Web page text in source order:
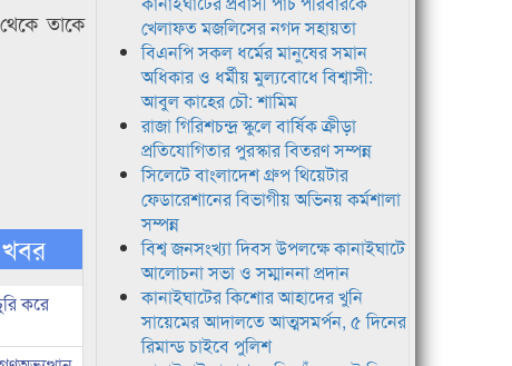
তাকে
করে
খেলাফত মজলিসের নগদ সহায়তা
বিএনপি সকল ধর্মের মানুষের সমান
অধিকার ও ধর্মীয় মুল্যবোধে বিশ্বাসী:
আবুল কাহের চৌ: শামিম
রাজা গিরিশচন্দ্র স্কুলে বার্ষিক ক্রীড়া
প্রতিযোগিতার পুরস্কার বিতরণ সম্পন্ন
সিলেটে বাংলাদেশ গ্রুপ থিয়েটার
ফেডারেশানের বিভাগীয় অভিনয় কর্মশালা
সম্পন্ন
বিশ্ব জনসংখ্যা দিবস উপলক্ষে কানাইঘাটে
আলোচনা সভা ও সম্মাননা প্রদান
কানাইঘাটের কিশোর আহাদের খুনি
সায়েমের আদালতে আত্মসমর্পন, ৫ দিনের
রিমান্ড চাইবে পুলিশ